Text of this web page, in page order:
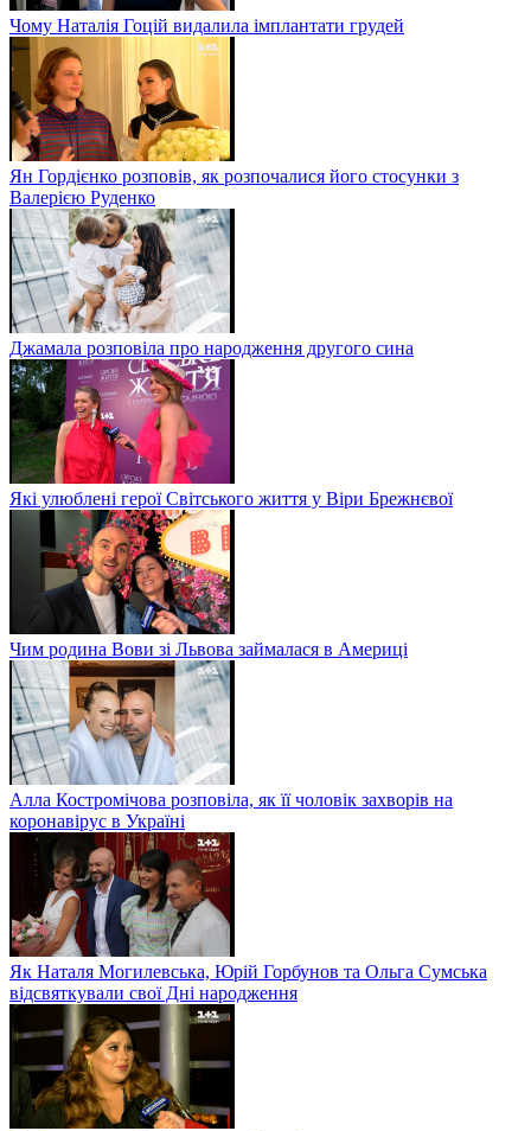
Чому Наталія Гоцій видалила імплантати грудей
Ян Гордієнко розповів, як розпочалися його стосунки з
Валерією Руденко
Джамала розповіла про народження другого сина
Які улюблені герої Світського життя у Віри Брежнєвої
Чим родина Вови зі Львова займалася в Америці
Алла Костромічова розповіла, як її чоловік захворів на
коронавірус в Україні
Як Наталя Могилевська, Юрій Горбунов та Ольга Сумська
відсвяткували свої Дні народження